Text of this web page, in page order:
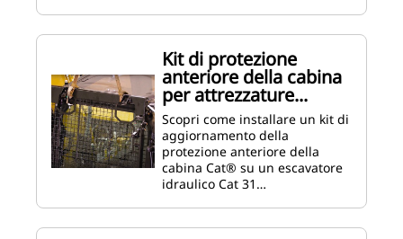
Kit di protezione
anteriore della cabina
per attrezzature...
Scopri come installare un kit di
aggiornamento della
protezione anteriore della
cabina Cat® su un escavatore
idraulico Cat 31…